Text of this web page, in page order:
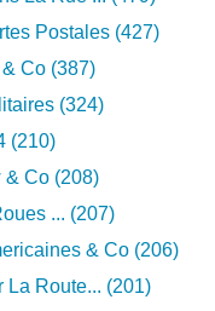
Postales (427)
Co (387)
(324)
(210)
& Co (208)
... (207)
& Co (206)
La Route... (201)